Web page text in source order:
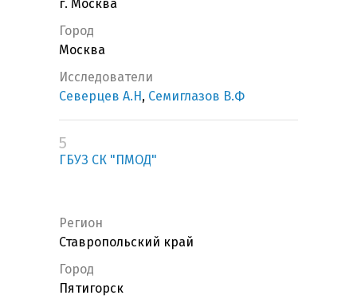
г. Москва
Город
Москва
Исследователи
Северцев А.Н , Семиглазов В.Ф
5
ГБУЗ СК "ПМОД"
Регион
Ставропольский край
Город
Пятигорск